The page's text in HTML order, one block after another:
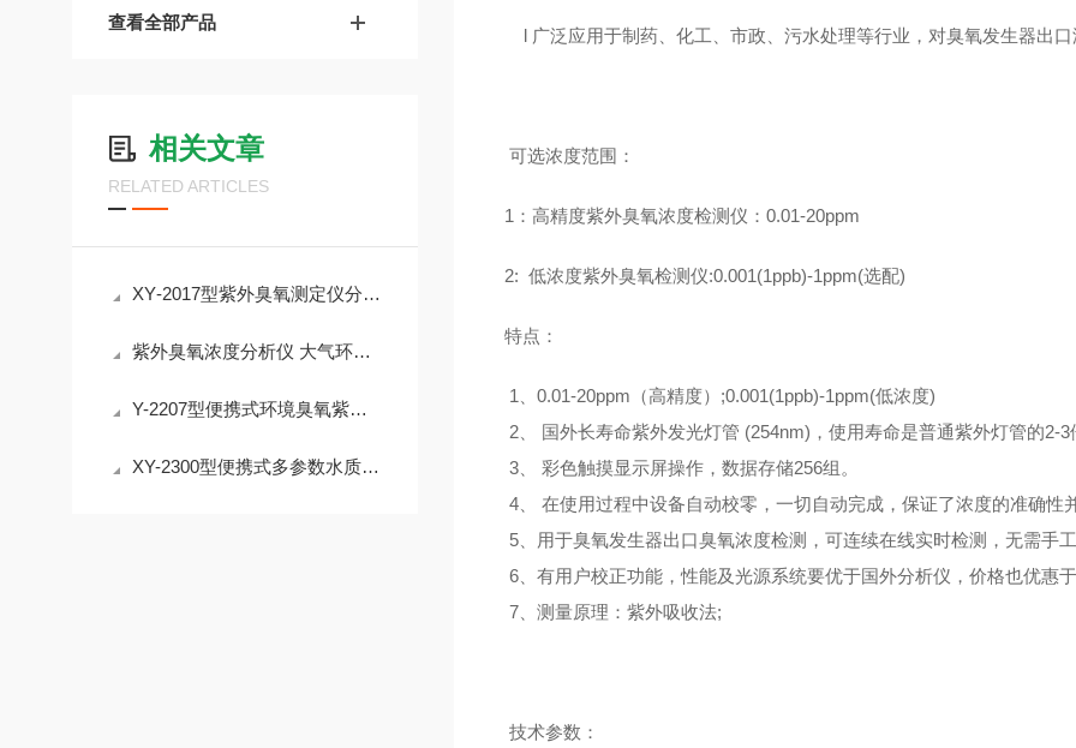
查看全部产品
相关文章
RELATED ARTICLES
XY‑2017型紫外臭氧测定仪分辨率 0.1ppb支持数字与仪表盘双模式显示
紫外臭氧浓度分析仪 大气环境中的臭氧浓度检测
Y-2207型便携式环境臭氧紫外分析仪 大容量催化室
XY-2300型便携式多参数水质快速测定仪 支持余氯、总氯等的测定
l 广泛应用于制药、化工、市政、污水处理等行业，对臭氧发生器出
可选浓度范围：
1：高精度紫外臭氧浓度检测仪：0.01-20ppm
2: 低浓度紫外臭氧检测仪:0.001(1ppb)-1ppm(选配)
特点：
1、0.01-20ppm（高精度）;0.001(1ppb)-1ppm(低浓度)
2、 国外长寿命紫外发光灯管 (254nm)，使用寿命是普通紫外灯管的2-3
3、 彩色触摸显示屏操作，数据存储256组。
4、 在使用过程中设备自动校零，一切自动完成，保证了浓度的准确性
5、用于臭氧发生器出口臭氧浓度检测，可连续在线实时检测，无需手
6、有用户校正功能，性能及光源系统要优于国外分析仪，价格也优惠
7、测量原理：紫外吸收法;
技术参数：